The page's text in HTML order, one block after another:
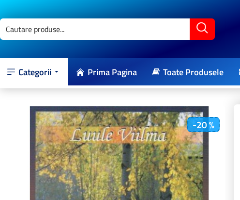
Categorii Prima Pagina Toate Produsele
-20 %